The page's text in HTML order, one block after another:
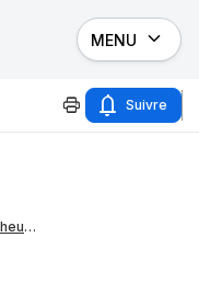
MENU
Suivre
Chapitre II : Les enseignants-chercheurs, les enseignants et les chercheurs